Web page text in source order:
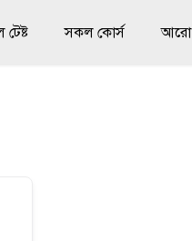
সকল কোর্স আরো